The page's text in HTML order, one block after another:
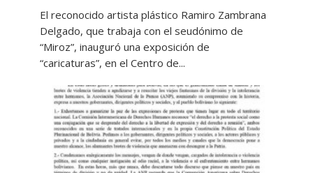
El reconocido artista plástico Ramiro Zambrana
Delgado, que trabaja con el seudónimo de
“Miroz”, inauguró una exposición de
“caricaturas”, en el Centro de...